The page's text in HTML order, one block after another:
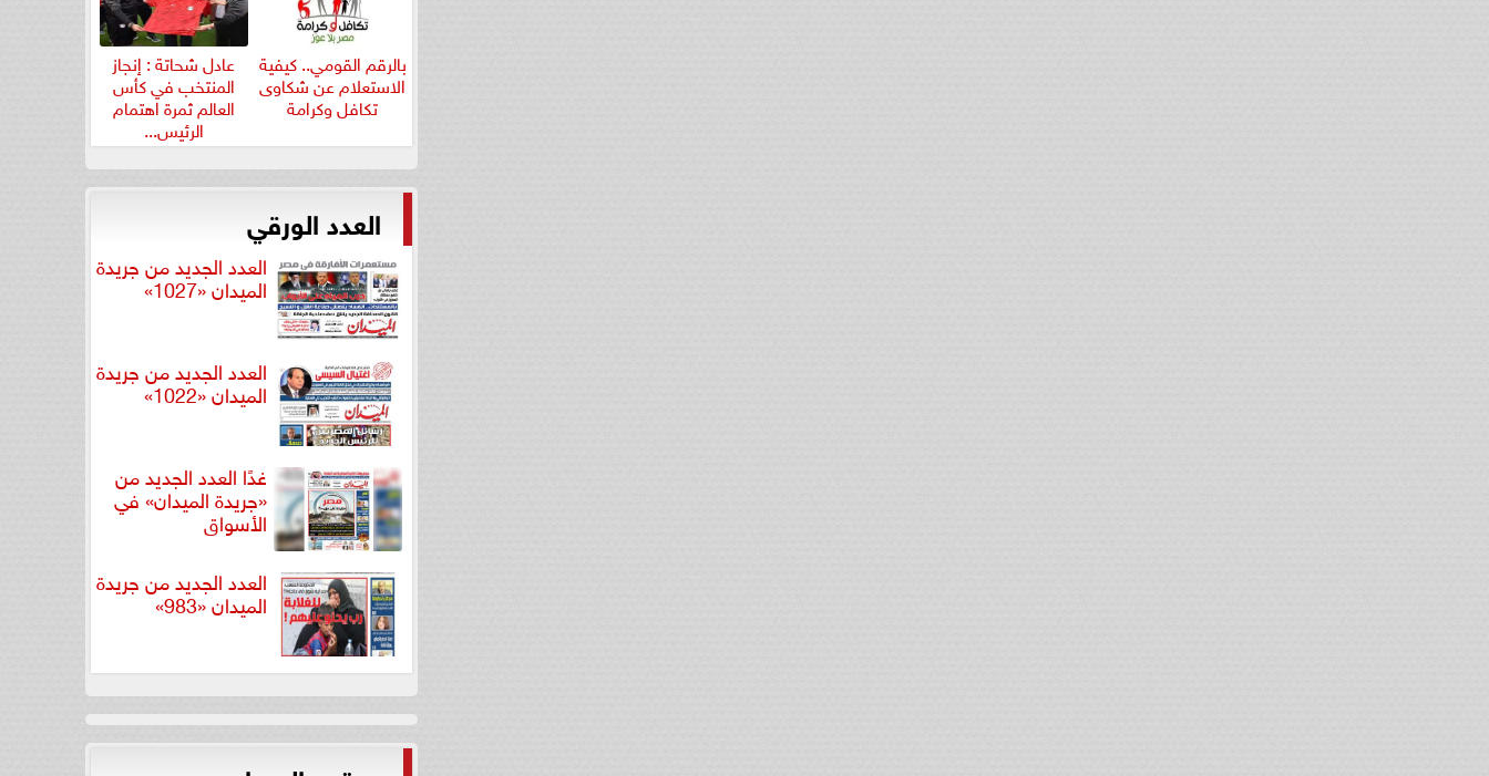
بالرقم القومي.. كيفية
الاستعلام عن شكاوى
تكافل وكرامة
عادل شحاتة : إنجاز
المنتخب في كأس
العالم ثمرة اهتمام
الرئيس...
العدد الورقي
العدد الجديد من جريدة
الميدان «1027»
العدد الجديد من جريدة
الميدان «1022»
غدًا العدد الجديد من
«جريدة الميدان» في
الأسواق
العدد الجديد من جريدة
الميدان «983»